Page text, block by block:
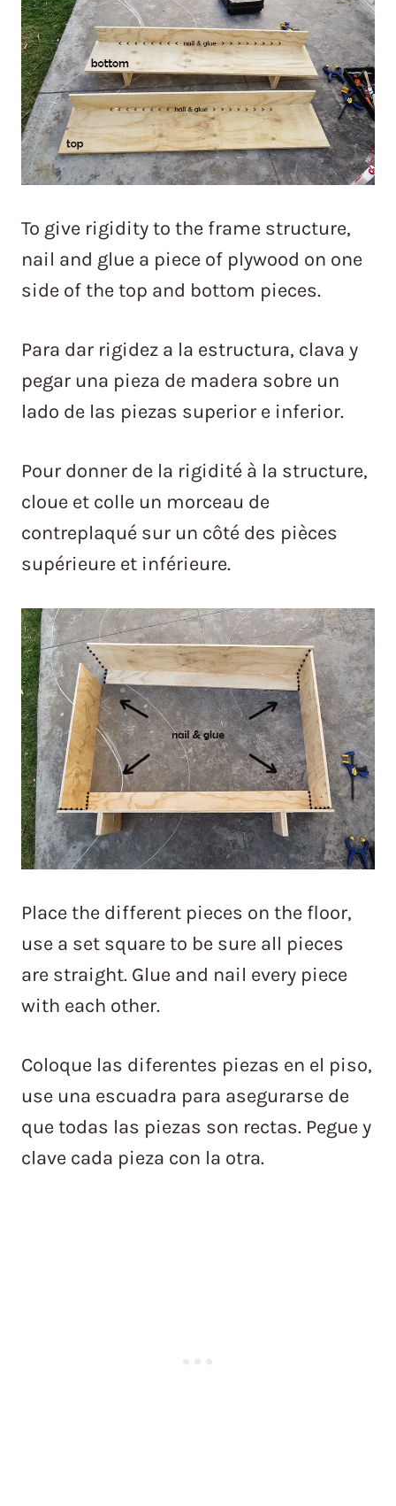
To give rigidity to the frame structure,
nail and glue a piece of plywood on one
side of the top and bottom pieces.
Para dar rigidez a la estructura, clava y
pegar una pieza de madera sobre un
lado de las piezas superior e inferior.
Pour donner de la rigidité à la structure,
cloue et colle un morceau de
contreplaqué sur un côté des pièces
supérieure et inférieure.
Place the different pieces on the floor,
use a set square to be sure all pieces
are straight. Glue and nail every piece
with each other.
Coloque las diferentes piezas en el piso,
use una escuadra para asegurarse de
que todas las piezas son rectas. Pegue y
clave cada pieza con la otra.